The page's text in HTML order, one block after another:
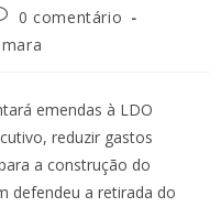
0 comentário
emendas à LDO
reduzir gastos
a construção do
defendeu a retirada do